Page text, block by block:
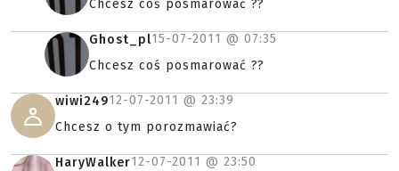
Chcesz coś posmarować ??
Ghost_pl15-07-2011 @ 07:35
Chcesz coś posmarować ??
wiwi24912-07-2011 @ 23:39
Chcesz o tym porozmawiać?
HaryWalker12-07-2011 @ 23:50